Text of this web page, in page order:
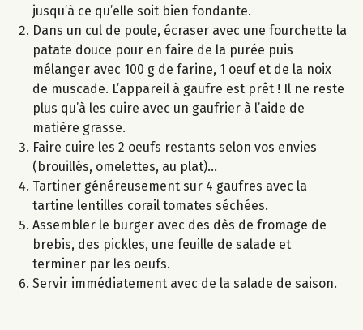
jusqu’à ce qu’elle soit bien fondante.
Dans un cul de poule, écraser avec une fourchette la
patate douce pour en faire de la purée puis
mélanger avec 100 g de farine, 1 oeuf et de la noix
de muscade. L’appareil à gaufre est prêt ! Il ne reste
plus qu’à les cuire avec un gaufrier à l’aide de
matière grasse.
Faire cuire les 2 oeufs restants selon vos envies
(brouillés, omelettes, au plat)…
Tartiner généreusement sur 4 gaufres avec la
tartine lentilles corail tomates séchées.
Assembler le burger avec des dès de fromage de
brebis, des pickles, une feuille de salade et
terminer par les oeufs.
Servir immédiatement avec de la salade de saison.